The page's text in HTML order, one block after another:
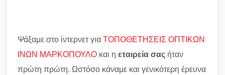
Ψάξαμε στο ίντερνετ γιαΤΟΠΟΘΕΤΗΣΕΙΣ ΟΠΤΙΚΩΝ
ΙΝΩΝ ΜΑΡΚΟΠΟΥΛΟ και η εταιρεία σας ήταν
πρώτη πρώτη. Ωστόσο κάναμε και γενικότερη έρευνα